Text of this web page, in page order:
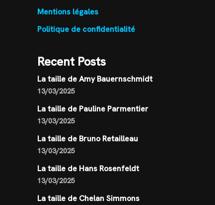
Mentions légales
Politique de confidentialité
Recent Posts
La taille de Amy Bauernschmidt
13/03/2025
La taille de Pauline Parmentier
13/03/2025
La taille de Bruno Retailleau
13/03/2025
La taille de Hans Rosenfeldt
13/03/2025
La taille de Chelan Simmons